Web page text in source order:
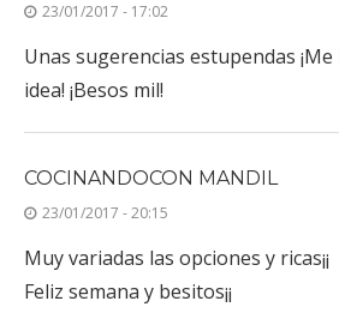
23/01/2017 - 17:02
Unas sugerencias estupendas
idea! ¡Besos mil!
COCINANDOCON MANDIL
23/01/2017 - 20:15
Muy variadas las opciones y ricas¡¡
Feliz semana y besitos¡¡